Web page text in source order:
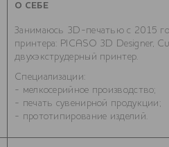
О СЕБЕ
Занимаюсь 3D-печатью с 2015
принтера: PICASO 3D Designer,
двухэкструдерный принтер.
Специализации:
- мелкосерийное производство;
- печать сувенирной продукции;
- прототипирование изделий.